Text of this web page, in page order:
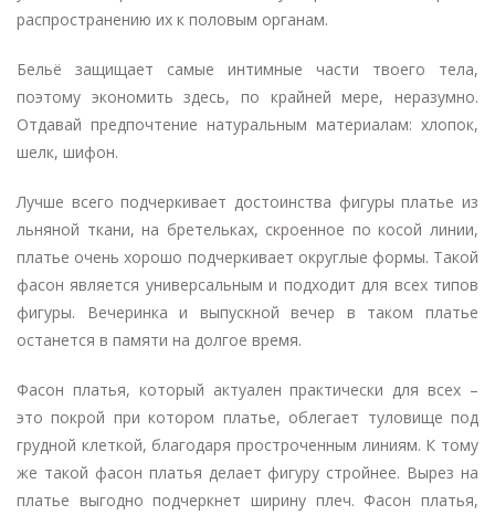
распространению их к половым органам.
Бельё защищает самые интимные части твоего тела,
поэтому экономить здесь, по крайней мере, неразумно.
Отдавай предпочтение натуральным материалам: хлопок,
шелк, шифон.
Лучше всего подчеркивает достоинства фигуры платье из
льняной ткани, на бретельках, скроенное по косой линии,
платье очень хорошо подчеркивает округлые формы. Такой
фасон является универсальным и подходит для всех типов
фигуры. Вечеринка и выпускной вечер в таком платье
останется в памяти на долгое время.
Фасон платья, который актуален практически для всех –
это покрой при котором платье, облегает туловище под
грудной клеткой, благодаря простроченным линиям. К тому
же такой фасон платья делает фигуру стройнее. Вырез на
платье выгодно подчеркнет ширину плеч. Фасон платья,